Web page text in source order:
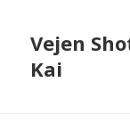
Vejen
Kai